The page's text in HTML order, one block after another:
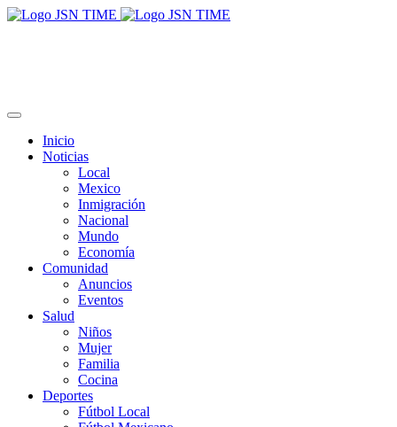
Inicio
Noticias
Local
Mexico
Inmigración
Nacional
Mundo
Economía
Comunidad
Anuncios
Eventos
Salud
Niños
Mujer
Familia
Cocina
Deportes
Fútbol Local